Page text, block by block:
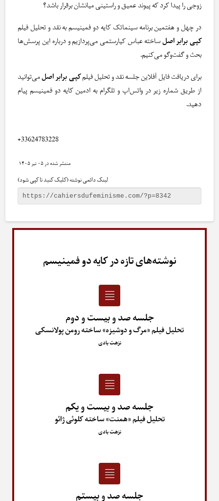
زوجی را پیدا کرد که پیوند عمیق و راستینی میانشان برقرار باشد؟
در چهل و هفتمین برنامه سینماتک کایه دو فمینیسم به نقد و تحلیل فیلم
کپی برابر اصل ساخته عباس کیارستمی می‌پردازیم و درباره این‌ پرسش‌ها
بحث و گفت‌وگو می‌کنیم.
برای دریافت فایل آفلاین جلسه نقد و تحلیل فیلمکپی برابر اصلمی‌توانید
از طریق شماره زیر در واتس‌اپ و تلگرام به ادمین کایه دو فمینیسم پیام
دهید.
+33624783228
۰۵ تیر ۱۴۰۵
لینک دائمی نوشته (کلیک کنید تا کپی شود)
نوشته‌های تازه در کایه دو فمینیسم
جلسه صد و بیست و دوم
تحلیل فیلم «مرگ و دوشیزه» ساخته رومن پولانسکی
نزهت بادی
جلسه صد و بیست و یکم
تحلیل فیلم «همنت» ساخته کلوئی ژائو
نزهت بادی
جلسه صد و بیستم